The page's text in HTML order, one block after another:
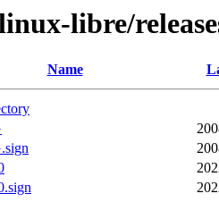
libre/
Name